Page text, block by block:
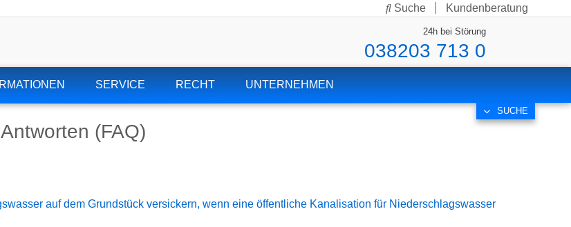
Suche Kundenberatung
24h bei Störung
038203 713 0
SERVICE RECHT UNTERNEHMEN
SUCHE
(FAQ)
auf dem Grundstück versickern, wenn eine öffentliche Kanalisation für Niederschlagswasser